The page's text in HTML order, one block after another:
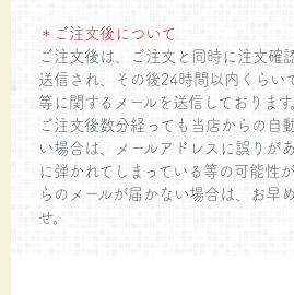
＊ご注文後について
ご注文後は、ご注文と同時に注文確
送信され、その後24時間以内くらい
等に関するメールを送信しております。
ご注文後数分経っても当店からの自
い場合は、メールアドレスに誤りが
に弾かれてしまっている等の可能性
らのメールが届かない場合は、お早
せ。